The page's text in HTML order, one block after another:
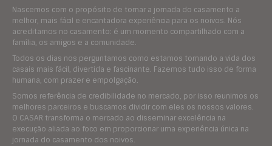
Nascemos com o propósito de tornar a jornada do casamento a
melhor, mais fácil e encantadora experiência para os noivos. Nós
acreditamos no casamento: é um momento compartilhado com a
família, os amigos e a comunidade.
Todos os dias nos perguntamos como estamos tornando a vida dos
casais mais fácil, divertida e fascinante. Fazemos tudo isso de forma
humana, com prazer e empolgação.
Somos referência de credibilidade no mercado, por isso reunimos os
melhores parceiros e buscamos dividir com eles os nossos valores.
O CASAR transforma o mercado ao disseminar excelência na
execução aliada ao foco em proporcionar uma experiência única na
jornada do casamento dos noivos.